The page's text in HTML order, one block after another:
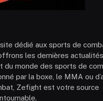
dédié aux sports de
les dernières
du monde des sports de
par la boxe, le MMA ou
Zefight est votre source